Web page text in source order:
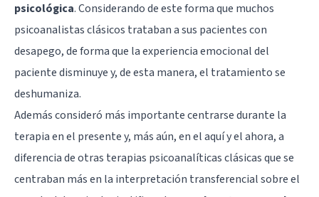
psicológica. Considerando de este forma que muchos
psicoanalistas clásicos trataban a sus pacientes con
desapego, de forma que la experiencia emocional del
paciente disminuye y, de esta manera, el tratamiento se
deshumaniza.
Además consideró más importante centrarse durante la
terapia en el presente y, más aún, en el aquí y el ahora, a
diferencia de otras terapias psicoanalíticas clásicas que se
centraban más en la interpretación transferencial sobre el